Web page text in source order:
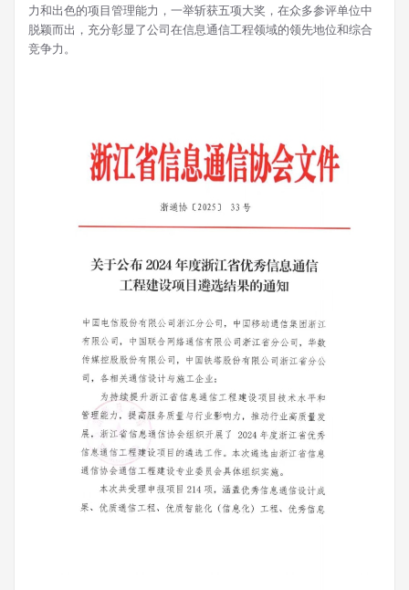
力和出色的项目管理能力，一举斩获五项大奖，在众多参评单位中
脱颖而出，充分彰显了公司在信息通信工程领域的领先地位和综合
竞争力。